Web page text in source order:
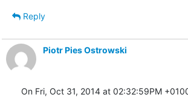
Reply
Piotr Pies Ostrowski
On Fri, Oct 31, 2014 at 02:32:59PM